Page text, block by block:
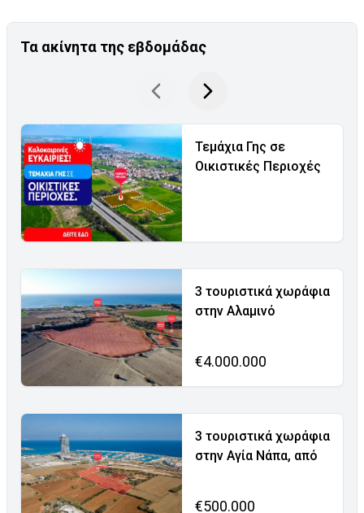
Τα ακίνητα της εβδομάδας
Τεμάχια Γης σε
Οικιστικές Περιοχές
3 τουριστικά χωράφια
στην Αλαμινό
€4.000.000
3 τουριστικά χωράφια
στην Αγία Νάπα, από
€500.000